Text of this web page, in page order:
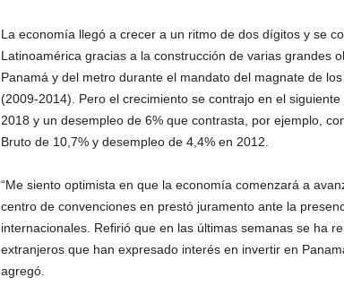
La economía llegó a crecer a un ritmo de dos dígitos y se
Latinoamérica gracias a la construcción de varias grandes
Panamá y del metro durante el mandato del magnate de
(2009-2014). Pero el crecimiento se contrajo en el
2018 y un desempleo de 6% que contrasta, por ejemplo,
Bruto de 10,7% y desempleo de 4,4% en 2012.
“Me siento optimista en que la economía comenzará a
centro de convenciones en prestó juramento ante la
internacionales. Refirió que en las últimas semanas se ha
extranjeros que han expresado interés en invertir en
agregó.